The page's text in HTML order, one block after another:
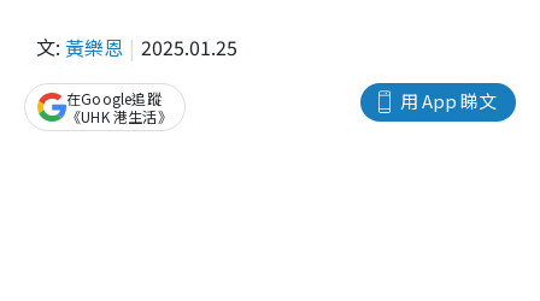
文: 黃樂恩 2025.01.25
用 App 睇文
在Google追蹤
《UHK 港生活》